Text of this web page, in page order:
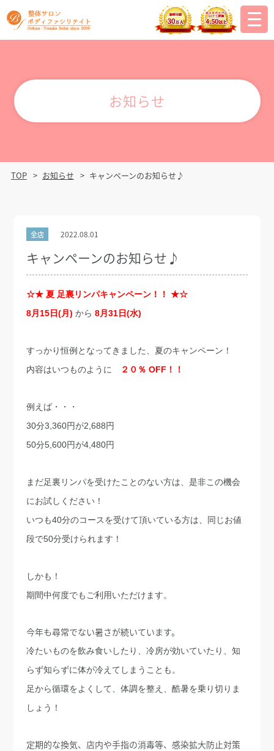
お知らせ
TOP お知らせ キャンペーンのお知らせ♪
全店 2022.08.01
キャンペーンのお知らせ♪
☆★ 夏 足裏リンパキャンペーン！！ ★☆
8月15日(月) から 8月31日(水)
すっかり恒例となってきました、夏のキャンペーン！
内容はいつものように
２０％ OFF！！
例えば・・・
30分3,360円が2,688円
50分5,600円が4,480円
まだ足裏リンパを受けたことのない方は、是非この機会
にお試しください！
いつも40分のコースを受けて頂いている方は、同じお値
段で50分受けられます！
しかも！
期間中何度でもご利用いただけます。
今年も尋常でない暑さが続いています。
冷たいものを飲み食いしたり、冷房が効いていたり、知
らず知らずに体が冷えてしまうことも。
足から循環をよくして、体調を整え、酷暑を乗り切りま
しょう！
定期的な換気、店内や手指の消毒等、感染拡大防止対策